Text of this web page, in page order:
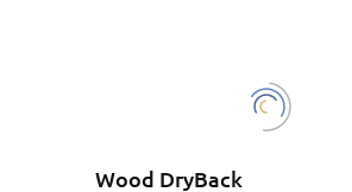
Wood DryBack